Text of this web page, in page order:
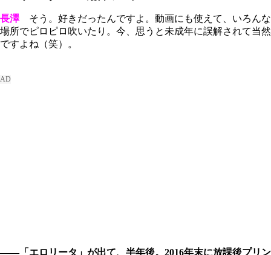
長澤そう。好きだったんですよ。動画にも使えて、いろんな
場所でピロピロ吹いたり。今、思うと未成年に誤解されて当然
ですよね（笑）。
――「エロリータ」が出て、半年後。2016年末に放課後プリン